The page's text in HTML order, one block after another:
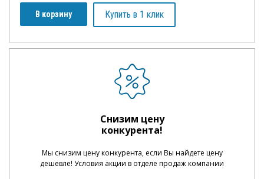
В корзину Купить в 1 клик
Снизим цену
конкурента!
Мы снизим цену конкурента, если Вы найдете цену
дешевле! Условия акции в отделе продаж компании